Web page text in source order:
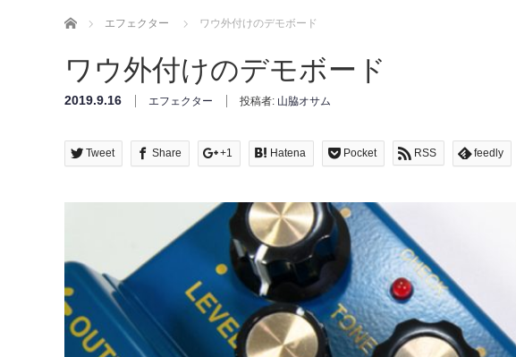
Home エフェクター ワウ外付けのデモボード
ワウ外付けのデモボード
2019.9.16 エフェクター 投稿者: 山脇オサム
Tweet Share +1 Hatena Pocket RSS feedly